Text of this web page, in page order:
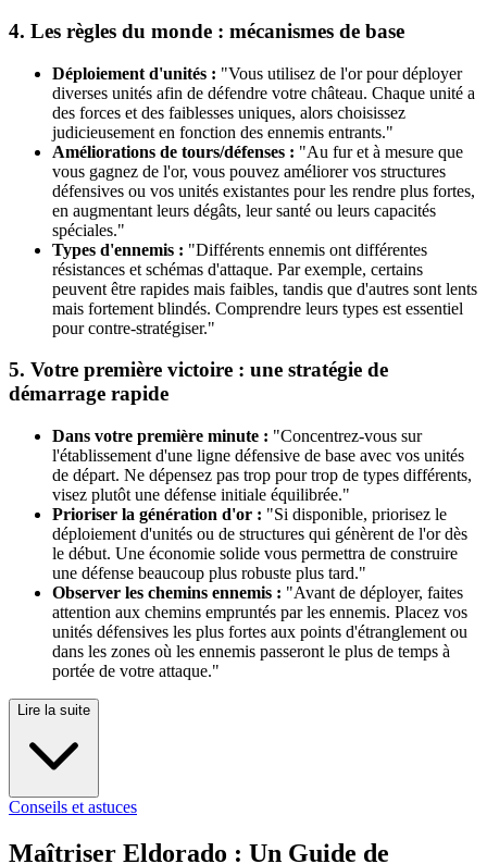
4. Les règles du monde : mécanismes de base
Déploiement d'unités : "Vous utilisez de l'or pour déployer
diverses unités afin de défendre votre château. Chaque unité a
des forces et des faiblesses uniques, alors choisissez
judicieusement en fonction des ennemis entrants."
Améliorations de tours/défenses : "Au fur et à mesure que
vous gagnez de l'or, vous pouvez améliorer vos structures
défensives ou vos unités existantes pour les rendre plus fortes,
en augmentant leurs dégâts, leur santé ou leurs capacités
spéciales."
Types d'ennemis : "Différents ennemis ont différentes
résistances et schémas d'attaque. Par exemple, certains
peuvent être rapides mais faibles, tandis que d'autres sont lents
mais fortement blindés. Comprendre leurs types est essentiel
pour contre-stratégiser."
5. Votre première victoire : une stratégie de
démarrage rapide
Dans votre première minute : "Concentrez-vous sur
l'établissement d'une ligne défensive de base avec vos unités
de départ. Ne dépensez pas trop pour trop de types différents,
visez plutôt une défense initiale équilibrée."
Prioriser la génération d'or : "Si disponible, priorisez le
déploiement d'unités ou de structures qui génèrent de l'or dès
le début. Une économie solide vous permettra de construire
une défense beaucoup plus robuste plus tard."
Observer les chemins ennemis : "Avant de déployer, faites
attention aux chemins empruntés par les ennemis. Placez vos
unités défensives les plus fortes aux points d'étranglement ou
dans les zones où les ennemis passeront le plus de temps à
portée de votre attaque."
Lire la suite
Conseils et astuces
Maîtriser Eldorado : Un Guide de